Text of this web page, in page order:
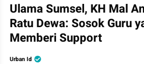
Ulama Sumsel, KH Mal
Ratu Dewa: Sosok Guru
Memberi Support
Urban Id